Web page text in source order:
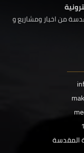
من اخبار ومشاريع و
المقدسة